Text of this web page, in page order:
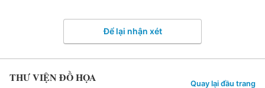
Để lại nhận xét
THƯ VIỆN ĐỒ HỌA Quay lại đầu trang